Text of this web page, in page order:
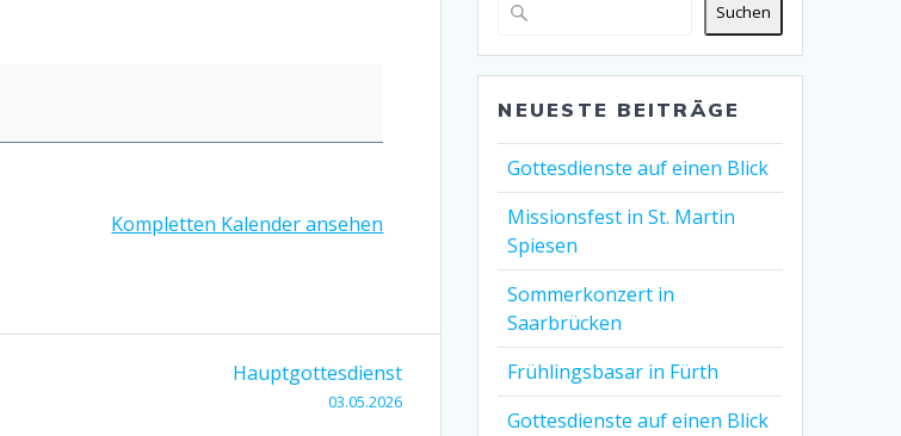
Kompletten Kalender ansehen
Hauptgottesdienst
03.05.2026
Suchen
NEUESTE BEITRÄGE
Gottesdienste auf einen Blick
Missionsfest in St. Martin
Spiesen
Sommerkonzert in
Saarbrücken
Frühlingsbasar in Fürth
Gottesdienste auf einen Blick